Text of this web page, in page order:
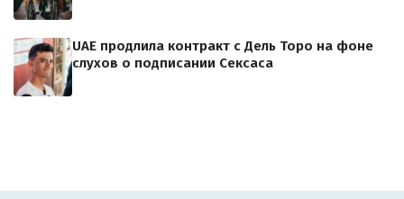
UAE продлила контракт с Дель Торо на фоне
слухов о подписании Сексаса